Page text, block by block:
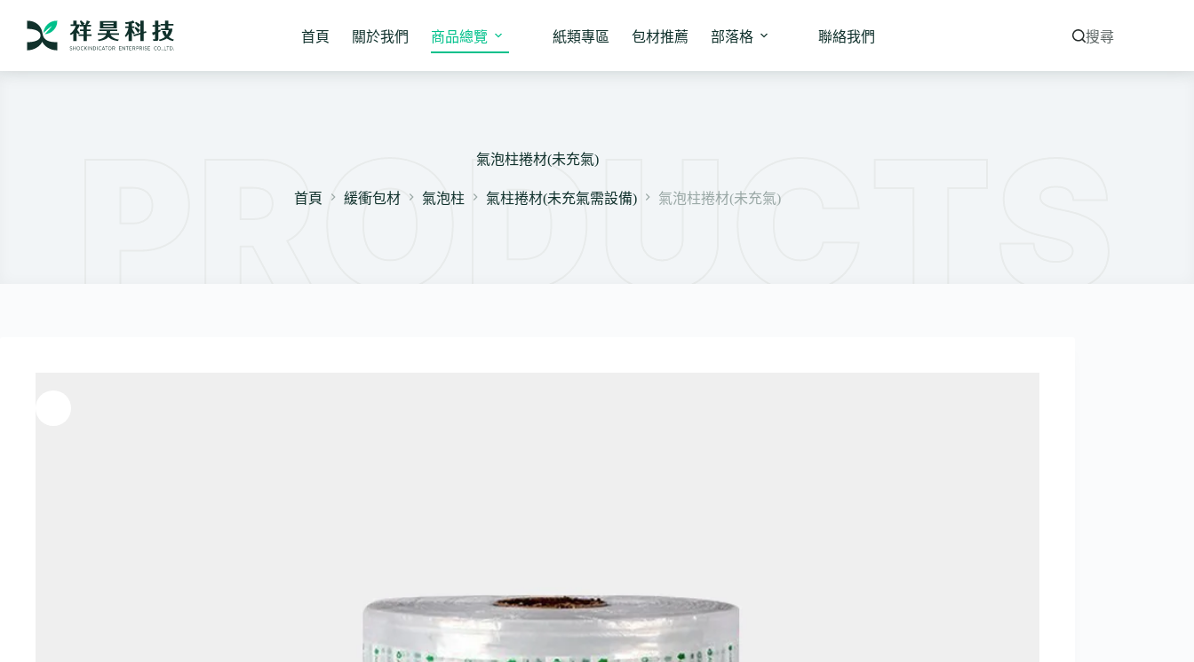
要
首頁 關於我們 商品總覽 紙類專區 包材推薦 部落格 聯絡我們 搜尋
氣泡柱捲材(未充氣)
首頁 緩衝包材 氣泡柱 氣柱捲材(未充氣需設備) 氣泡柱捲材(未充氣)